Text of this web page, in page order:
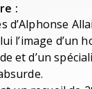
:
d’Alphonse
l’image d’un
et d’un